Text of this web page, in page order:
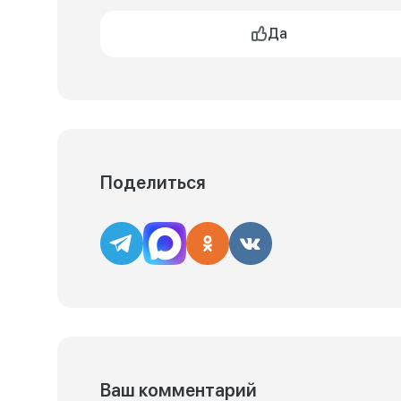
Да
Поделиться
Ваш комментарий